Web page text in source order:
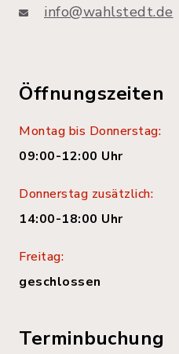
info@wahlstedt.de
Öffnungszeiten
Montag bis Donnerstag:
09:00-12:00 Uhr
Donnerstag zusätzlich:
14:00-18:00 Uhr
Freitag:
geschlossen
Terminbuchung